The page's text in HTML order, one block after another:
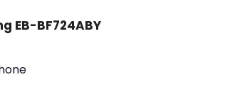
EB-BF724ABY